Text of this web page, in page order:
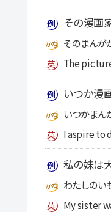
その漫画
そのまんが
The
いつか漫
いつかまん
I aspire to
私の妹は
わたしのい
My sister